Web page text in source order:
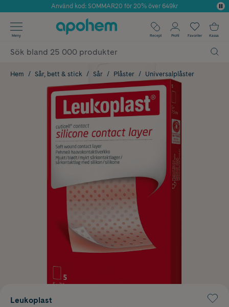
Årets Butik 2025 inom Skönhet
Använd kod: SOMMAR20 för 20% över 649kr
✓ Fri frakt
✓ Poäng på alla köp*
Meny Recept Profil Favoriter Kassa
Hem Sår, bett & stick Sår Plåster Universalplåster
Leukoplast